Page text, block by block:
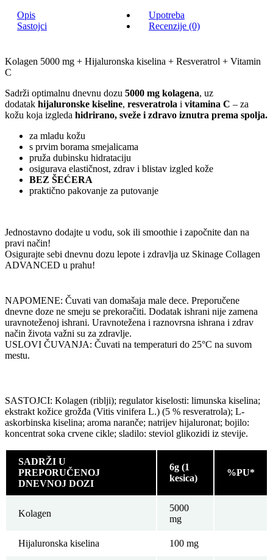
Opis
Upotreba
Sastojci
Recenzije (0)
Kolagen 5000 mg + Hijaluronska kiselina + Resveratrol + Vitamin
C
Sadrži optimalnu dnevnu dozu 5000 mg kolagena, uz
dodatak hijaluronske kiseline, resveratrola i vitamina C – za
kožu koja izgleda hidrirano, sveže i zdravo iznutra prema spolja.
za mladu kožu
s prvim borama smejalicama
pruža dubinsku hidrataciju
osigurava elastičnost, zdrav i blistav izgled kože
BEZ ŠEĆERA
praktično pakovanje za putovanje
Jednostavno dodajte u vodu, sok ili smoothie i započnite dan na
pravi način!
Osigurajte sebi dnevnu dozu lepote i zdravlja uz Skinage Collagen
ADVANCED u prahu!
NAPOMENE: Čuvati van domašaja male dece. Preporučene
dnevne doze ne smeju se prekoračiti. Dodatak ishrani nije zamena
uravnoteženoj ishrani. Uravnotežena i raznovrsna ishrana i zdrav
način života važni su za zdravlje.
USLOVI ČUVANJA: Čuvati na temperaturi do 25°C na suvom
mestu.
SASTOJCI: Kolagen (riblji); regulator kiselosti: limunska kiselina;
ekstrakt kožice grožđa (Vitis vinifera L.) (5 % resveratrola); L-
askorbinska kiselina; aroma naranče; natrijev hijaluronat; bojilo:
koncentrat soka crvene cikle; sladilo: steviol glikozidi iz stevije.
SADRŽI U
PREPORUČENOJ
DNEVNOJ DOZI
6g (1
kesica)
%PU*
Kolagen
5000
mg
Hijaluronska kiselina 100 mg